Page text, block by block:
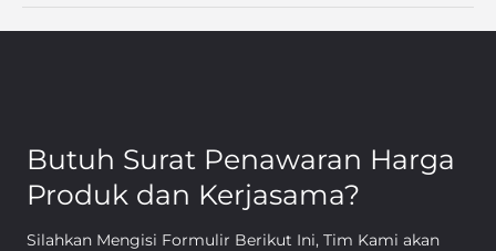
Butuh Surat Penawaran Harga
Produk dan Kerjasama?
Silahkan Mengisi Formulir Berikut Ini, Tim Kami akan